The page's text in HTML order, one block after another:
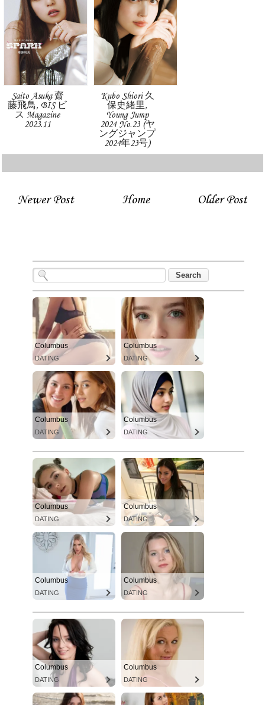
Saito Asuka 齋
藤飛鳥, BIS ビ
ス Magazine
2023.11
Kubo Shiori 久
保史緒里,
Young Jump
2024 No.23 (ヤ
ングジャンプ
2024年23号)
Newer Post Older Post
Home
Columbus
DATING
Columbus
DATING
Columbus
DATING
Columbus
DATING
Columbus
DATING
Columbus
DATING
Columbus
DATING
Columbus
DATING
Columbus
DATING
Columbus
DATING